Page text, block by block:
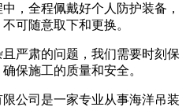
，全程佩戴好个人防护装备，
可随意取下和更换。
且严肃的问题，我们需要时刻保
保施工的质量和安全。
司是一家专业从事海洋吊装